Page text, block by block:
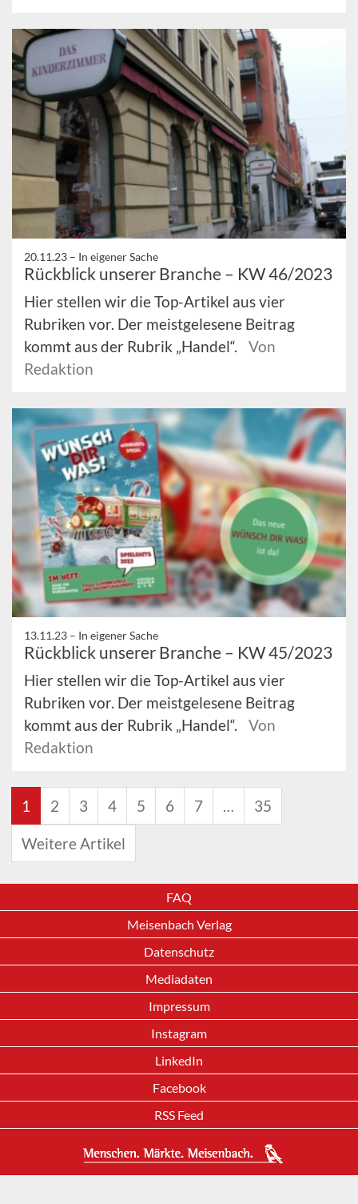
20.11.23 – In eigener Sache
Rückblick unserer Branche – KW 46/2023
Hier stellen wir die Top-Artikel aus vier
Rubriken vor. Der meistgelesene Beitrag
kommt aus der Rubrik „Handel“.
Von
Redaktion
13.11.23 – In eigener Sache
Rückblick unserer Branche – KW 45/2023
Hier stellen wir die Top-Artikel aus vier
Rubriken vor. Der meistgelesene Beitrag
kommt aus der Rubrik „Handel“.
Von
Redaktion
1 2 3 4 5 6 7 … 35
Weitere Artikel
FAQ
Meisenbach Verlag
Datenschutz
Mediadaten
Impressum
Instagram
LinkedIn
Facebook
RSS Feed